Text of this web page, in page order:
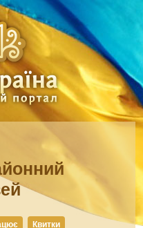
Квитки